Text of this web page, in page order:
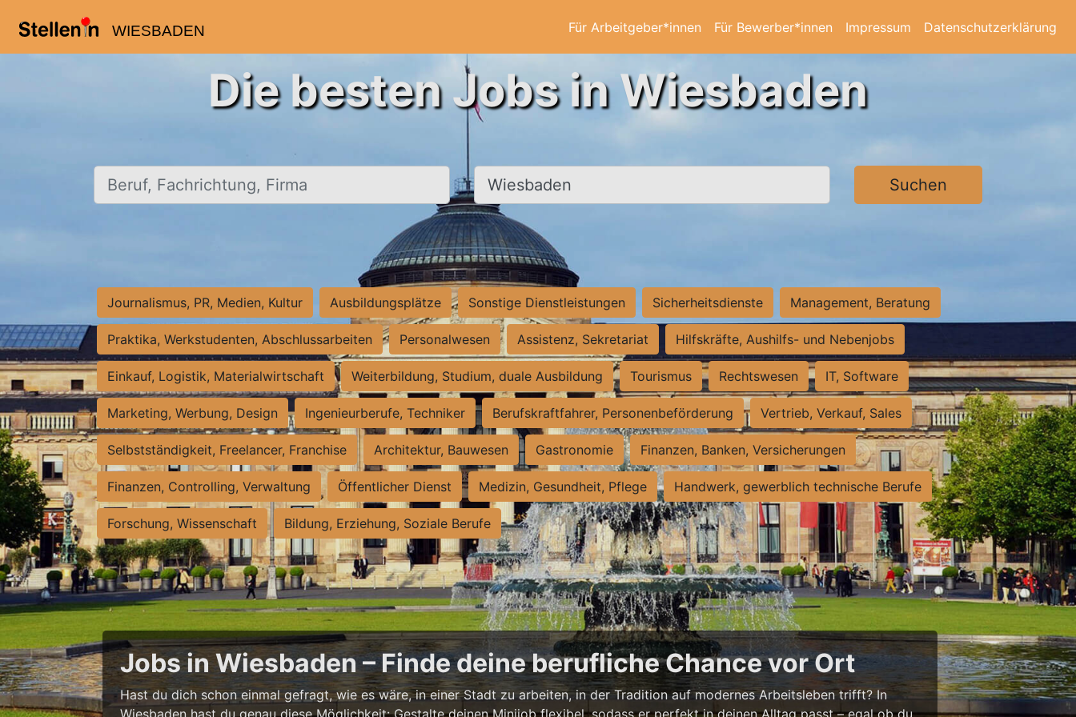
WIESBADEN Für Arbeitgeber*innen Für Bewerber*innen Impressum Datenschutzerklärung
Die besten Jobs in Wiesbaden
Beruf, Fachrichtung, Firma Ort, Stadt Suchen
Journalismus, PR, Medien, Kultur Ausbildungsplätze Sonstige Dienstleistungen Sicherheitsdienste Management, Beratung
Praktika, Werkstudenten, Abschlussarbeiten Personalwesen Assistenz, Sekretariat Hilfskräfte, Aushilfs- und Nebenjobs
Einkauf, Logistik, Materialwirtschaft Weiterbildung, Studium, duale Ausbildung Tourismus Rechtswesen IT, Software
Marketing, Werbung, Design Ingenieurberufe, Techniker Berufskraftfahrer, Personenbeförderung Vertrieb, Verkauf, Sales
Selbstständigkeit, Freelancer, Franchise Architektur, Bauwesen Gastronomie Finanzen, Banken, Versicherungen
Finanzen, Controlling, Verwaltung Öffentlicher Dienst Medizin, Gesundheit, Pflege Handwerk, gewerblich technische Berufe
Forschung, Wissenschaft Bildung, Erziehung, Soziale Berufe
Jobs in Wiesbaden – Finde deine berufliche Chance vor Ort
Hast du dich schon einmal gefragt, wie es wäre, in einer Stadt zu arbeiten, in der Tradition auf modernes Arbeitsleben trifft? In